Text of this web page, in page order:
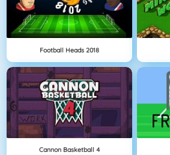
Football Heads 2018
Cannon Basketball 4